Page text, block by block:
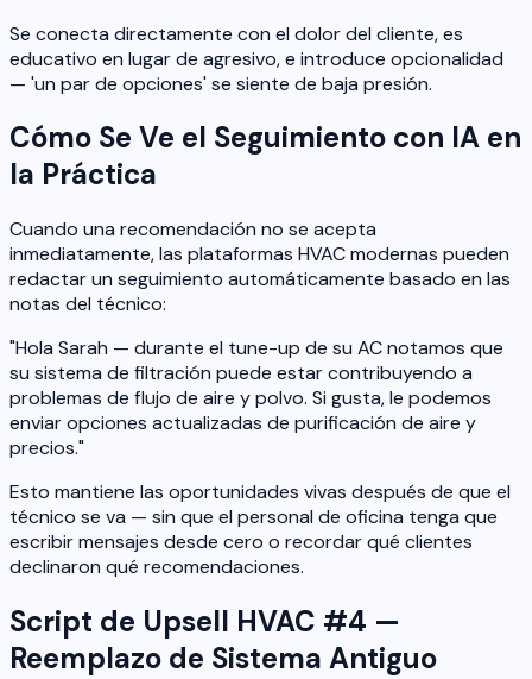
Se conecta directamente con el dolor del cliente, es
educativo en lugar de agresivo, e introduce opcionalidad
— 'un par de opciones' se siente de baja presión.
Cómo Se Ve el Seguimiento con IA en
la Práctica
Cuando una recomendación no se acepta
inmediatamente, las plataformas HVAC modernas pueden
redactar un seguimiento automáticamente basado en las
notas del técnico:
"Hola Sarah — durante el tune-up de su AC notamos que
su sistema de filtración puede estar contribuyendo a
problemas de flujo de aire y polvo. Si gusta, le podemos
enviar opciones actualizadas de purificación de aire y
precios."
Esto mantiene las oportunidades vivas después de que el
técnico se va — sin que el personal de oficina tenga que
escribir mensajes desde cero o recordar qué clientes
declinaron qué recomendaciones.
Script de Upsell HVAC #4 —
Reemplazo de Sistema Antiguo